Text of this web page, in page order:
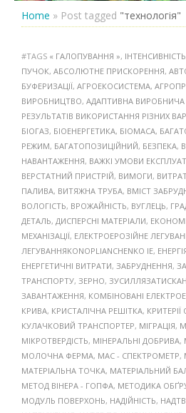
Home » Post tagged "технологія"
#TAGS « ГАЛОПУВАННЯ », ІНТЕНСИВНІСТЬ
ПУЧОК, АБСОЛЮТНЕ ПРИСКОРЕННЯ,
БУФЕРИЗАЦІЇ, АГРОЕКОСИСТЕМА,
ВИРОБНИЦТВО, АДАПТИВНА
РЕЗУЛЬТАТІВ ВИКОРИСТАННЯ РІЗНИХ
БІОГАЗ, БІОЕНЕРГЕТИКА, БІОМАСА,
РЕЖИМ, БАГАТОПОЗИЦІЙНИЙ, БЕЗПЕКА,
НАВАНТАЖЕННЯ, ВАЖКІ УМОВИ
ВЕРСТАТНИЙ ПРИСТРІЙ, ВИМОГИ,
ПАЛИВА, ВИТЯЖНА ТРУБА, ВМІСТ
ВОЛОГІСТЬ, ВРОЖАЙНІСТЬ, ВУГЛЕЦЬ,
ДЕТАЛЬ, ДИСПЕРСНІ МАТЕРІАЛИ,
МЕХАНІЗАЦІЇ, ЕЛЕКТРОЕРОЗІЙНЕ
ЛЕГУВАННЯKONOPLIANCHENKO IE,
ЕНЕРГЕТИЧНІ ВИТРАТИ, ЗАБРУДНЕННЯ,
ТРАНСПОРТУ, ЗЕРНО,
ЗАВАНТАЖЕННЯ, КОМБІНОВАНІ
КРИВА, КРИСТАЛІЧНА РЕШІТКА, КРИТЕРІЇ
КУЛАЧКОВИЙ ТРАНСПОРТЕР, МІГРАЦІЯ,
МІКРОТВЕРДІСТЬ, МІНЕРАЛЬНІ ДОБРИВА,
МОЛОЧНА ФЕРМА, МАС - СПЕКТРОМЕТР,
МАТЕРІАЛЬНА ТОЧКА, МАТЕРІАЛЬНИЙ
МЕТОД ВІНЕРА - ГОПФА, МЕТОДИКА
МОДУЛЬ ПОВЕРХОНЬ, НАДІЙНІСТЬ,